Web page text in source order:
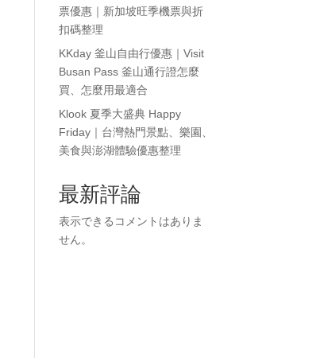
票優惠｜新加坡旺季機票與折
扣碼整理
KKday 釜山自由行優惠｜Visit
Busan Pass 釜山通行證怎麼
買、怎麼用最適合
Klook 夏季大盛典 Happy
Friday｜台灣熱門景點、樂園、
美食與澎湖體驗優惠整理
最新評論
表示できるコメントはありま
せん。